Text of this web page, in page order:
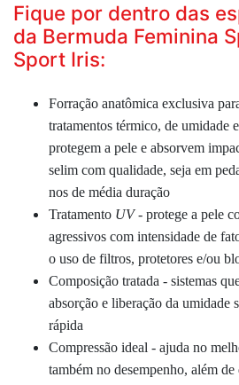
Fique por dentro das
da Bermuda Feminina
Sport Iris:
Forração anatômica exclusiva
tratamentos térmico, de umidade
protegem a pele e absorvem
selim com qualidade, seja em
nos de média duração
Tratamento UV- protege a pele
agressivos com intensidade de
o uso de filtros, protetores e/ou
Composição tratada - sistemas
absorção e liberação da umidade
rápida
Compressão ideal - ajuda no
também no desempenho, além